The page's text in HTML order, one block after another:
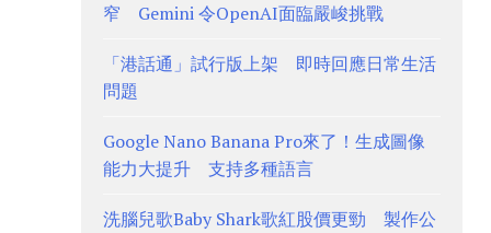
窄 Gemini 令OpenAI面臨嚴峻挑戰
「港話通」試行版上架 即時回應日常生活
問題
Google Nano Banana Pro來了！生成圖像
能力大提升 支持多種語言
洗腦兒歌Baby Shark歌紅股價更勁 製作公